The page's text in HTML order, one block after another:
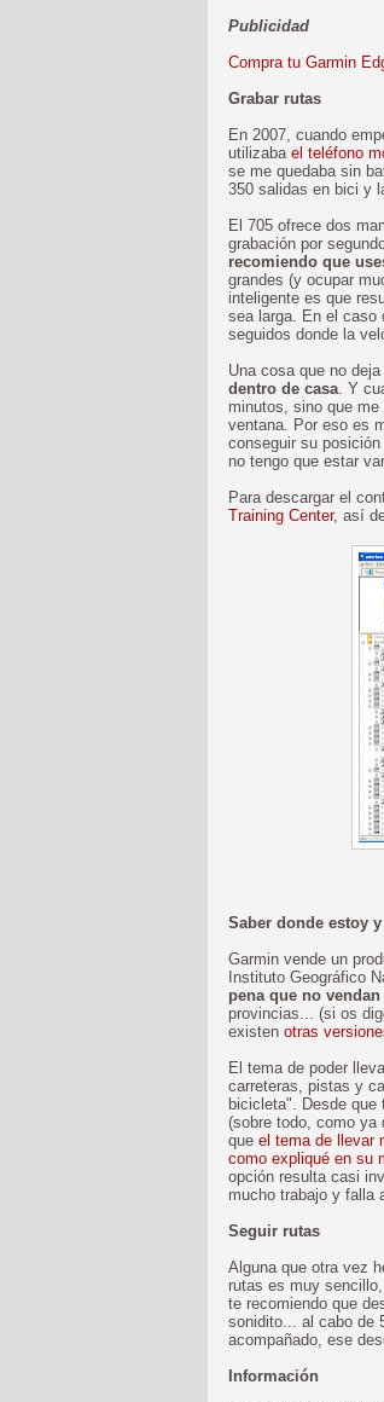
Publicidad
Compra tu Garmin
Grabar rutas
En 2007, cuando
utilizaba el teléfono
se me quedaba sin
350 salidas en bici y
El 705 ofrece dos
grabación por
recomiendo que
grandes (y ocupar
inteligente es que
sea larga. En el caso
seguidos donde la
Una cosa que no
dentro de casa. Y
minutos, sino que
ventana. Por eso es
conseguir su
no tengo que estar
Para descargar el
Training Center, así
Saber donde estoy
Garmin vende un
Instituto Geográfico
pena que no
provincias... (si os
existen otras
El tema de poder
carreteras, pistas y
bicicleta". Desde que
(sobre todo, como ya
que el tema de llevar
como expliqué en su
opción resulta casi
mucho trabajo y falla
Seguir rutas
Alguna que otra vez
rutas es muy
te recomiendo que
sonidito... al cabo de
acompañado, ese
Información